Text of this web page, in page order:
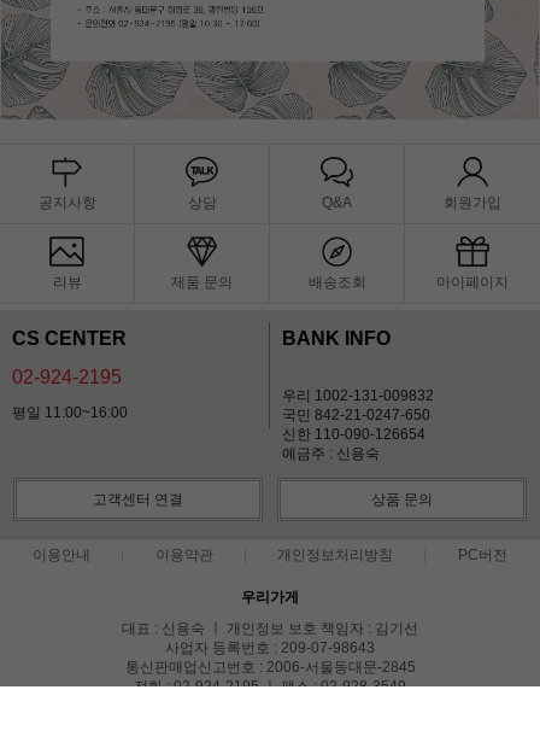
공지사항 상담 Q&A 회원가입
리뷰 제품 문의 배송조회 마이페이지
CS CENTER
02-924-2195
평일 11:00~16:00
BANK INFO
우리 1002-131-009832
국민 842-21-0247-650
신한 110-090-126654
예금주 : 신용숙
고객센터 연결 상품 문의
이용안내 이용약관 개인정보처리방침 PC버전
우리가게
대표 : 신용숙 ㅣ 개인정보 보호 책임자 : 김기선
사업자 등록번호 : 209-07-98643
통신판매업신고번호 : 2006-서울동대문-2845
전화 : 02-924-2195 ㅣ 팩스 : 02-928-3549